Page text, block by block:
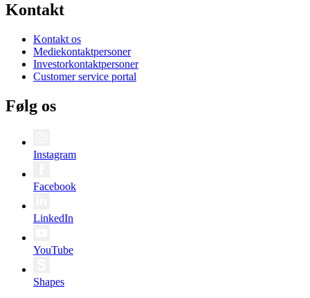
Kontakt
Kontakt os
Mediekontaktpersoner
Investorkontaktpersoner
Customer service portal
Følg os
Instagram
Facebook
LinkedIn
YouTube
Shapes